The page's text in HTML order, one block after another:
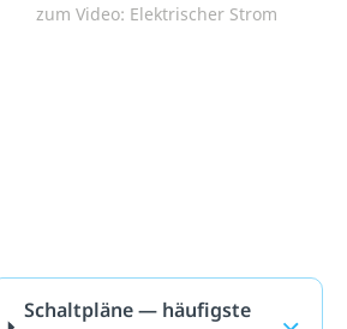
zum Video: Elektrischer Strom
Schaltpläne — häufigste